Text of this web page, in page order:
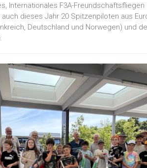
Internationales F3A-Freundschaftsfliegen
auch dieses Jahr 20 Spitzenpiloten aus
Deutschland und Norwegen) und